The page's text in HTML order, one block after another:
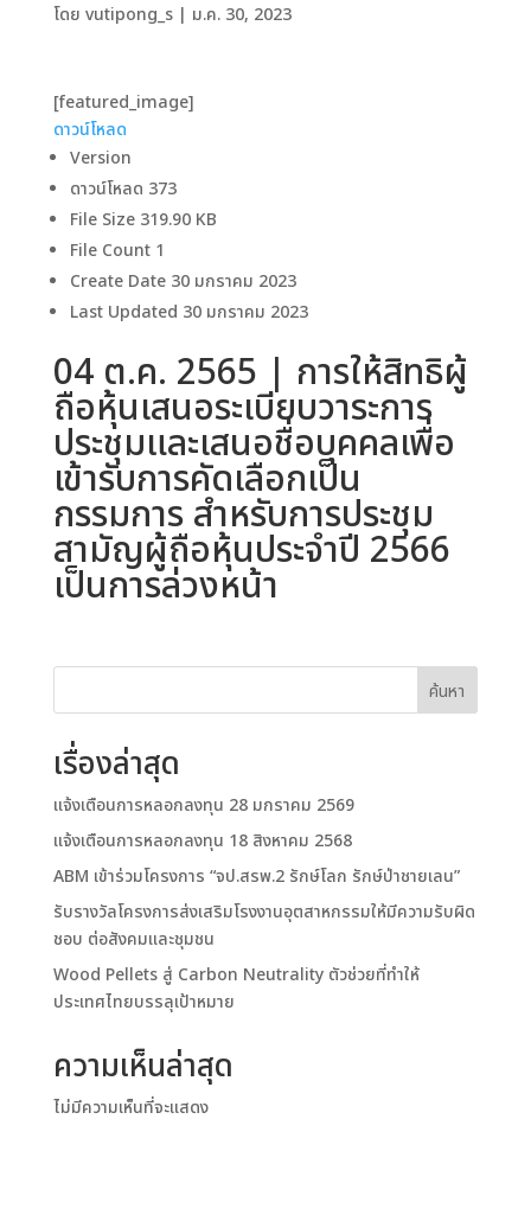
โดย vutipong_s| ม.ค. 30, 2023
[featured_image]
ดาวน์โหลด
Version
ดาวน์โหลด 373
File Size 319.90 KB
File Count 1
Create Date 30 มกราคม 2023
Last Updated 30 มกราคม 2023
04 ต.ค. 2565 | การให้สิทธิผู้
ถือหุ้นเสนอระเบียบวาระการ
ประชุมและเสนอชื่อบุคคลเพื่อ
เข้ารับการคัดเลือกเป็น
กรรมการ สำหรับการประชุม
สามัญผู้ถือหุ้นประจำปี 2566
เป็นการล่วงหน้า
ค้นหา
เรื่องล่าสุด
แจ้งเตือนการหลอกลงทุน 28 มกราคม 2569
แจ้งเตือนการหลอกลงทุน 18 สิงหาคม 2568
ABM เข้าร่วมโครงการ “จป.สรพ.2 รักษ์โลก รักษ์ป่าชายเลน”
รับรางวัลโครงการส่งเสริมโรงงานอุตสาหกรรมให้มีความรับผิด
ชอบ ต่อสังคมและชุมชน
Wood Pellets สู่ Carbon Neutrality ตัวช่วยที่ทำให้
ประเทศไทยบรรลุเป้าหมาย
ความเห็นล่าสุด
ไม่มีความเห็นที่จะแสดง